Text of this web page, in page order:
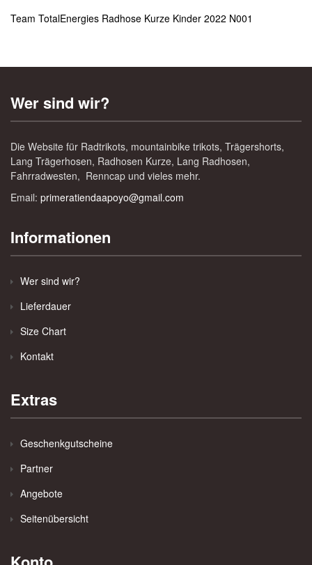
Team TotalEnergies Radhose Kurze Kinder 2022 N001
Wer sind wir?
Die Website für Radtrikots, mountainbike trikots, Trägershorts,
Lang Trägerhosen, Radhosen Kurze, Lang Radhosen,
Fahrradwesten, Renncap und vieles mehr.
Email: primeratiendaapoyo@gmail.com
Informationen
Wer sind wir?
Lieferdauer
Size Chart
Kontakt
Extras
Geschenkgutscheine
Partner
Angebote
Seitenübersicht